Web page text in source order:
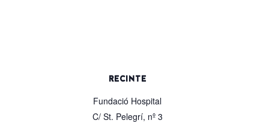
RECINTE
Fundació Hospital
C/ St. Pelegrí, nº 3